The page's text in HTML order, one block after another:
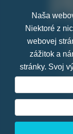
E-
Naša
Niektoré z
webovej
zážitok a
stránky. Svoj